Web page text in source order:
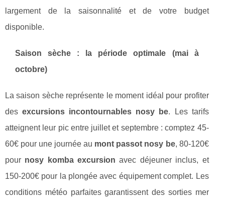
largement de la saisonnalité et de votre budget
disponible.
Saison sèche : la période optimale (mai à
octobre)
La saison sèche représente le moment idéal pour profiter
desexcursions incontournables nosy be. Les tarifs
atteignent leur pic entre juillet et septembre : comptez 45-
60€ pour une journée au mont passot nosy be, 80-120€
pour nosy komba excursion avec déjeuner inclus, et
150-200€ pour la plongée avec équipement complet. Les
conditions météo parfaites garantissent des sorties mer